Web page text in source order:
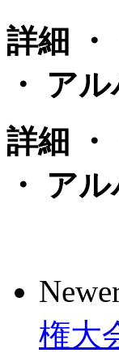
詳細 ・
・ ア
詳細 ・
・ ア
権大